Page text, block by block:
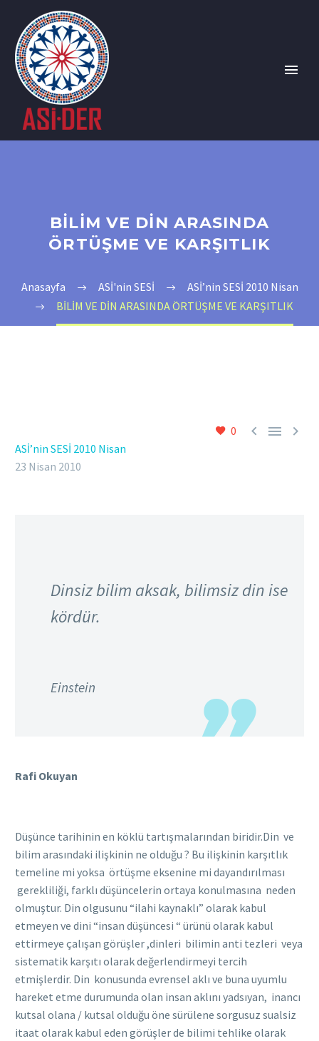
BİLİM VE DİN ARASINDA
ÖRTÜŞME VE KARŞITLIK
Anasayfa ASİ'nin SESİ
ASİ’nin SESİ 2010 Nisan
BİLİM VE DİN ARASINDA ÖRTÜŞME VE KARŞITLIK
0   
ASİ’nin SESİ 2010 Nisan
23 Nisan 2010
Dinsiz bilim aksak, bilimsiz din ise
kördür.
Einstein
Rafi Okuyan
Düşünce tarihinin en köklü tartışmalarından biridir.Din ve
bilim arasındaki ilişkinin ne olduğu ? Bu ilişkinin karşıtlık
temeline mi yoksa örtüşme eksenine mi dayandırılması
gerekliliği, farklı düşüncelerin ortaya konulmasına neden
olmuştur. Din olgusunu “ilahi kaynaklı” olarak kabul
etmeyen ve dini “insan düşüncesi “ ürünü olarak kabul
ettirmeye çalışan görüşler ,dinleri bilimin anti tezleri veya
sistematik karşıtı olarak değerlendirmeyi tercih
etmişlerdir. Din konusunda evrensel aklı ve buna uyumlu
hareket etme durumunda olan insan aklını yadsıyan, inancı
kutsal olana / kutsal olduğu öne sürülene sorgusuz sualsiz
itaat olarak kabul eden görüşler de bilimi tehlike olarak